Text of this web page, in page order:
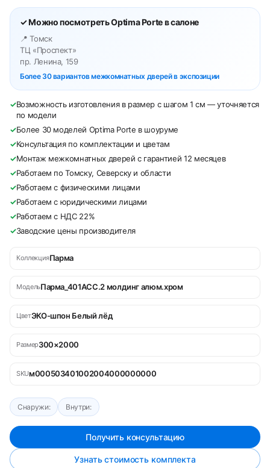
✓ Можно посмотреть Optima Porte в салоне
📍 Томск
ТЦ «Проспект»
пр. Ленина, 159
Более 30 вариантов межкомнатных дверей в экспозиции
✓Возможность изготовления в размер с шагом 1 см — уточняется
по модели
✓Более 30 моделей Optima Porte в шоуруме
✓Консультация по комплектации и цветам
✓Монтаж межкомнатных дверей с гарантией 12 месяцев
✓Работаем по Томску, Северску и области
✓Работаем с физическими лицами
✓Работаем с юридическими лицами
✓Работаем с НДС 22%
✓Заводские цены производителя
КоллекцияПарма
МодельПарма_401АСС.2 молдинг алюм.хром
ЦветЭКО-шпон Белый лёд
Размер300×2000
SKUм000503401002004000000000
Снаружи: Внутри:
Получить консультацию
Узнать стоимость комплекта